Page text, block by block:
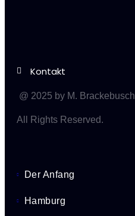
Kontakt
@ 2025 by M. Brackebusch
All Rights Reserved.
Der Anfang
Hamburg